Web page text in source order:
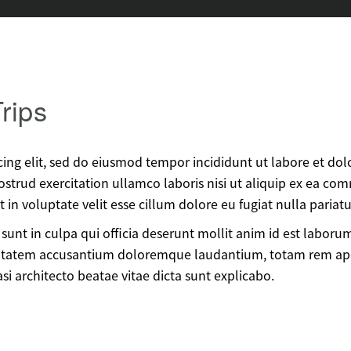
elit, sed do eiusmod tempor incididunt ut labore et
exercitation ullamco laboris nisi ut aliquip ex ea
voluptate velit esse cillum dolore eu fugiat nulla
in culpa qui officia deserunt mollit anim id est
accusantium doloremque laudantium, totam rem
architecto beatae vitae dicta sunt explicabo.